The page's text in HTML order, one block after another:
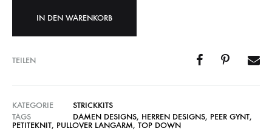
IN DEN WARENKORB
TEILEN
KATEGORIE
STRICKKITS
TAGS
DAMEN DESIGNS, HERREN DESIGNS, PEER GYNT,
PETITEKNIT, PULLOVER LANGARM, TOP DOWN